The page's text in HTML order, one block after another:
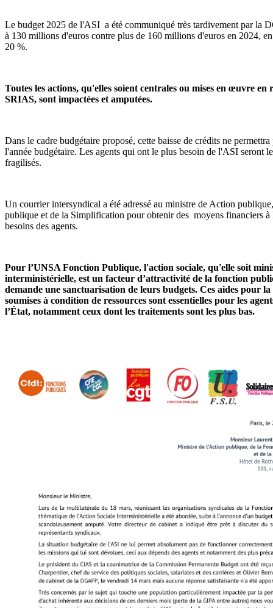
Le budget 2025 de l'ASI a été communiqué très tardivement par la
à 130 millions d'euros contre plus de 160 millions d'euros en 2024, en
20 %.
Toutes les actions, qu'elles soient centrales ou mises en œuvre en
SRIAS, sont impactées et amputées.
Dans le cadre budgétaire proposé, cette baisse de crédits ne
l'année budgétaire. Les agents qui ont le plus besoin de l'ASI seront
fragilisés.
Un courrier intersyndical a été adressé au ministre de Action
publique et de la Simplification pour obtenir des moyens financiers à
besoins des agents.
Pour l’UNSA Fonction Publique, l'action sociale, qu'elle soit
interministérielle, est un facteur d’attractivité de la fonction
demande une sanctuarisation de leurs budgets. Ces aides pour
soumises à condition de ressources sont essentielles pour les
l’État, notamment ceux dont les traitements sont les plus bas.